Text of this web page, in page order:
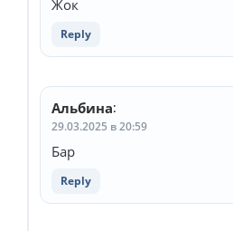
Жок
Reply
Альбина:
29.03.2025 в 20:59
Бар
Reply